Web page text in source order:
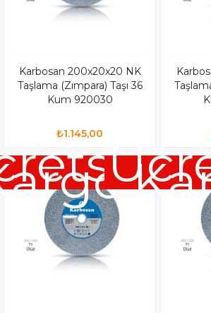
Karbosan 200x20x20 NK
Taşlama (Zımpara) Taşı 36
Kum 920030
₺1.145,00